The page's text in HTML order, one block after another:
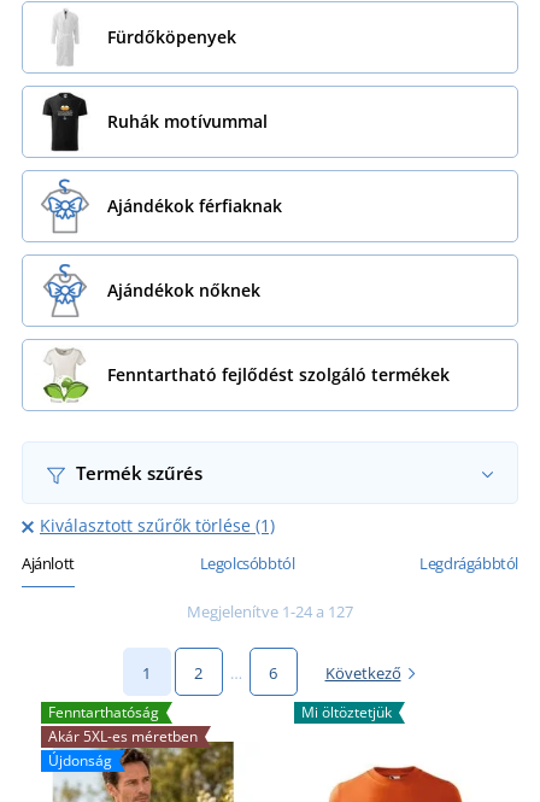
Fürdőköpenyek
Ruhák motívummal
Ajándékok férfiaknak
Ajándékok nőknek
Fenntartható fejlődést szolgáló termékek
Termék szűrés
Kiválasztott szűrők törlése (1)
Ajánlott Legolcsóbbtól Legdrágábbtól
Megjelenítve 1-24 a 127
1 2 … 6 Következő
Fenntarthatóság
Akár 5XL-es méretben
Újdonság
Mi öltöztetjük